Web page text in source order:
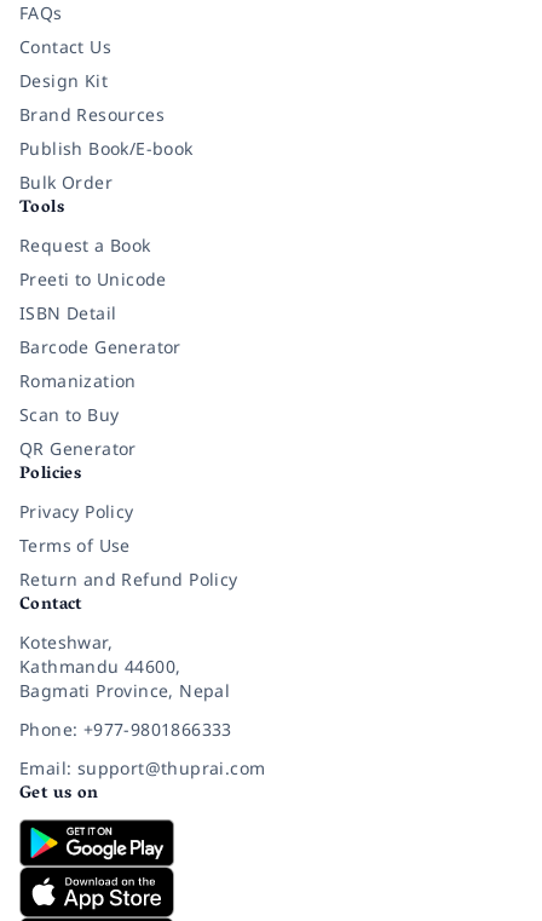
FAQs
Contact Us
Design Kit
Brand Resources
Publish Book/E-book
Bulk Order
Tools
Request a Book
Preeti to Unicode
ISBN Detail
Barcode Generator
Romanization
Scan to Buy
QR Generator
Policies
Privacy Policy
Terms of Use
Return and Refund Policy
Contact
Koteshwar,
Kathmandu 44600,
Bagmati Province, Nepal
Phone: +977-9801866333
Email: support@thuprai.com
Get us on